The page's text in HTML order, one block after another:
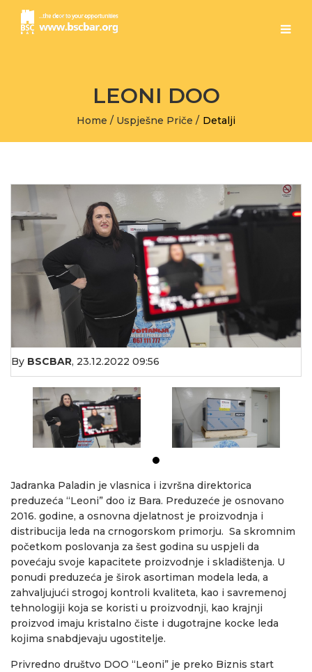
LEONI DOO
Home / Uspješne Priče / Detalji
By BSCBAR, 23.12.2022 09:56
Jadranka Paladin je vlasnica i izvršna direktorica
preduzeća “Leoni” doo iz Bara. Preduzeće je osnovano
2016. godine, a osnovna djelatnost je proizvodnja i
distribucija leda na crnogorskom primorju. Sa skromnim
početkom poslovanja za šest godina su uspjeli da
povećaju svoje kapacitete proizvodnje i skladištenja. U
ponudi preduzeća je širok asortiman modela leda, a
zahvaljujući strogoj kontroli kvaliteta, kao i savremenoj
tehnologiji koja se koristi u proizvodnji, kao krajnji
proizvod imaju kristalno čiste i dugotrajne kocke leda
kojima snabdjevaju ugostitelje.
Privredno društvo DOO “Leoni” je preko Biznis start